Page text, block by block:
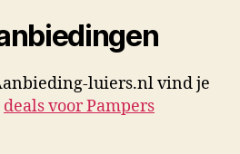
luiers.nl vind je
deals voor Pampers